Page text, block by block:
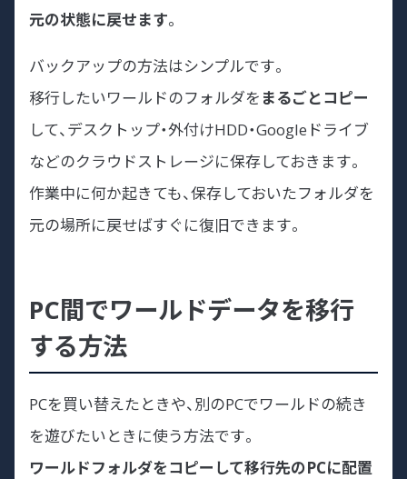
元の状態に戻せます。
バックアップの方法はシンプルです。
移行したいワールドのフォルダを まるごとコピー
して、デスクトップ・外付けHDD・Googleドライブ
などのクラウドストレージに保存しておきます。
作業中に何か起きても、保存しておいたフォルダを
元の場所に戻せばすぐに復旧できます。
PC間でワールドデータを移行
する方法
PCを買い替えたときや、別のPCでワールドの続き
を遊びたいときに使う方法です。
ワールドフォルダをコピーして移行先のPCに配置